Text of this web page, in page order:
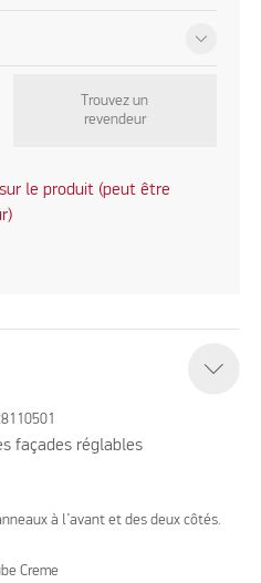
Trouvez un
revendeur
le produit (peut être
façades réglables
à l’avant et des deux côtés.
Creme